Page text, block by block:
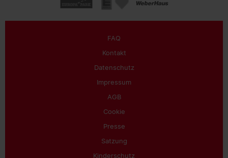
FAQ
Kontakt
Datenschutz
Impressum
AGB
Cookie
Presse
Satzung
Kinderschutz